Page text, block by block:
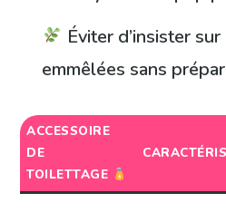
Éviter d’insister
emmêlées sans
ACCESSOIRE
DE
TOILETTAGE